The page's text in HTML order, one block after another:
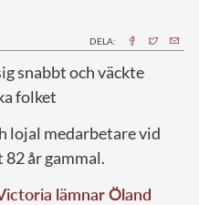
DELA:
snabbt och väckte
folket
lojal medarbetare vid
år gammal.
lämnar Öland